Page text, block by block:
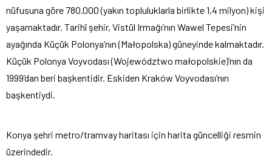
nüfusuna göre 780.000 (yakın topluluklarla birlikte 1,4 milyon) kişi
yaşamaktadır. Tarihî şehir, Vistül Irmağı’nın Wawel Tepesi’nin
ayağında Küçük Polonya’nın (Małopolska) güneyinde kalmaktadır.
Küçük Polonya Voyvodası (Województwo małopolskie)’nın da
1999’dan beri başkentidir. Eskiden Kraków Voyvodası’nın
başkentiydi.
Konya şehri metro/tramvay haritası için harita güncelliği resmin
üzerindedir.